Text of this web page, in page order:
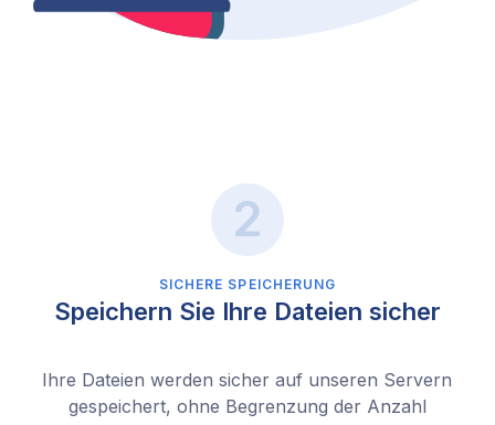
SICHERE SPEICHERUNG
Speichern Sie Ihre Dateien sicher
Ihre Dateien werden sicher auf unseren Servern
gespeichert, ohne Begrenzung der Anzahl